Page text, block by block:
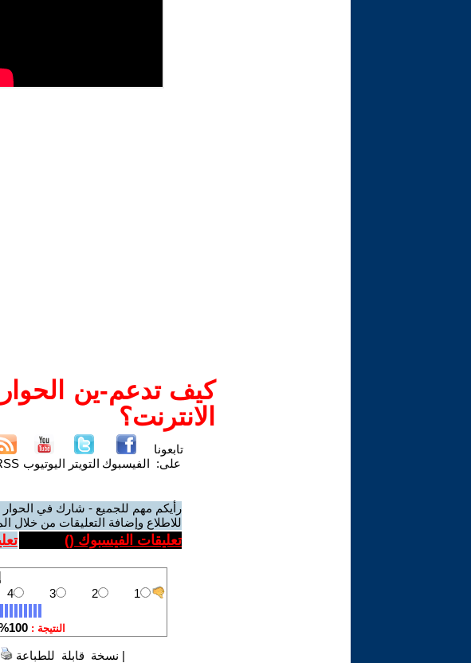
كيف تدعم-ين الحوار
الانترنت؟
تابعونا
على: الفيسبوك التويتر اليوتيوب
رأيكم مهم للجميع - شارك في
للاطلاع وإضافة التعليقات من خلال
تعليقات الفيسبوك ()
| نسخة قابلة للطباعة